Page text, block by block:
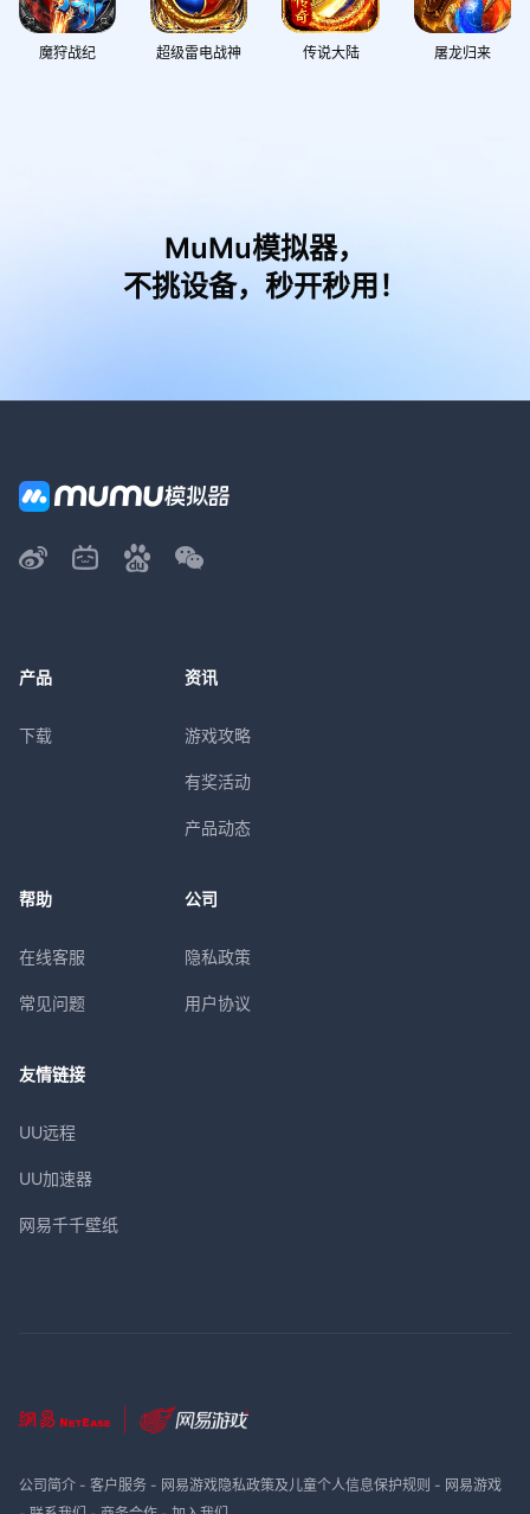
第3天签到礼包
1元充值卷*3、绑定元宝箱(100万)*3
领取
第5天签到礼包
累充100礼包
10元充值卷*3、灵宝精华*200、元宝箱(1
累充500礼包
000万)*5
10元充值卷*10、修为丹*200、元宝箱(1
累充5000礼包
箱(1亿)*5
魔狩战纪 超级雷电战神 传说大陆 屠龙归来
MuMu模拟器，
不挑设备，秒开秒用！
产品
下载
资讯
游戏攻略
有奖活动
产品动态
帮助
在线客服
常见问题
公司
隐私政策
用户协议
友情链接
UU远程
UU加速器
网易千千壁纸
公司简介- 客户服务- 网易游戏隐私政策及儿童个人信息保护规则 - 网易游戏